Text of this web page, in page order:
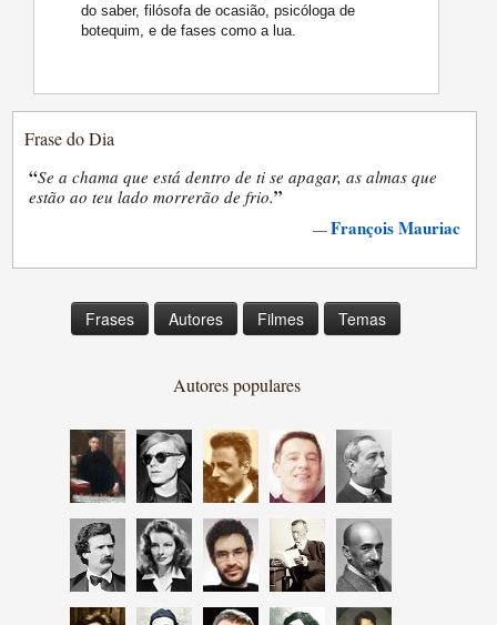
do saber, filósofa de ocasião, psicóloga de
botequim, e de fases como a lua.
Frase do Dia
“Se a chama que está dentro de ti se apagar, as almas que
estão ao teu lado morrerão de frio.”
—François Mauriac
Frases Autores Filmes Temas
Autores populares